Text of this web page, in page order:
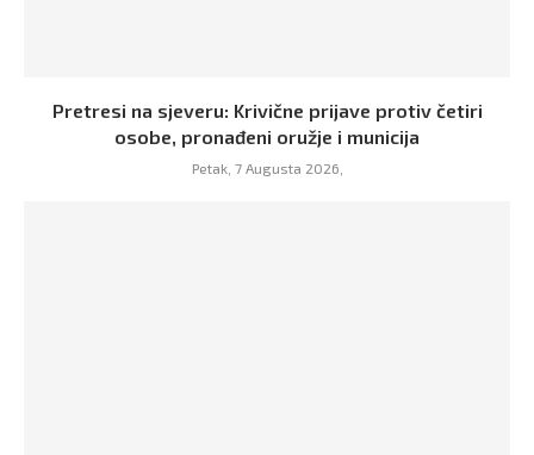
Pretresi na sjeveru: Krivične prijave protiv četiri
osobe, pronađeni oružje i municija
Petak, 7 Augusta 2026,